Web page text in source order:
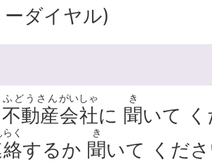
ダイヤル)
不動産
ふどうさん
会社
がいしゃ
に 聞
き
いて
く
するか 聞
き
いて くだ